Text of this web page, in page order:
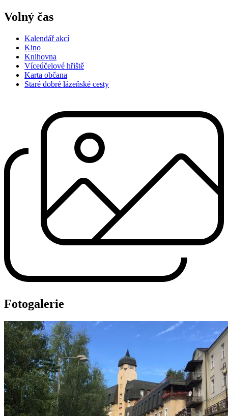
Volný čas
Kalendář akcí
Kino
Knihovna
Víceúčelové hřiště
Karta občana
Staré dobré lázeňské cesty
Fotogalerie